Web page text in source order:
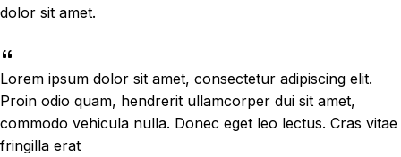
dolor sit amet.
Lorem ipsum dolor sit amet, consectetur adipiscing elit.
Proin odio quam, hendrerit ullamcorper dui sit amet,
commodo vehicula nulla. Donec eget leo lectus. Cras vitae
fringilla erat